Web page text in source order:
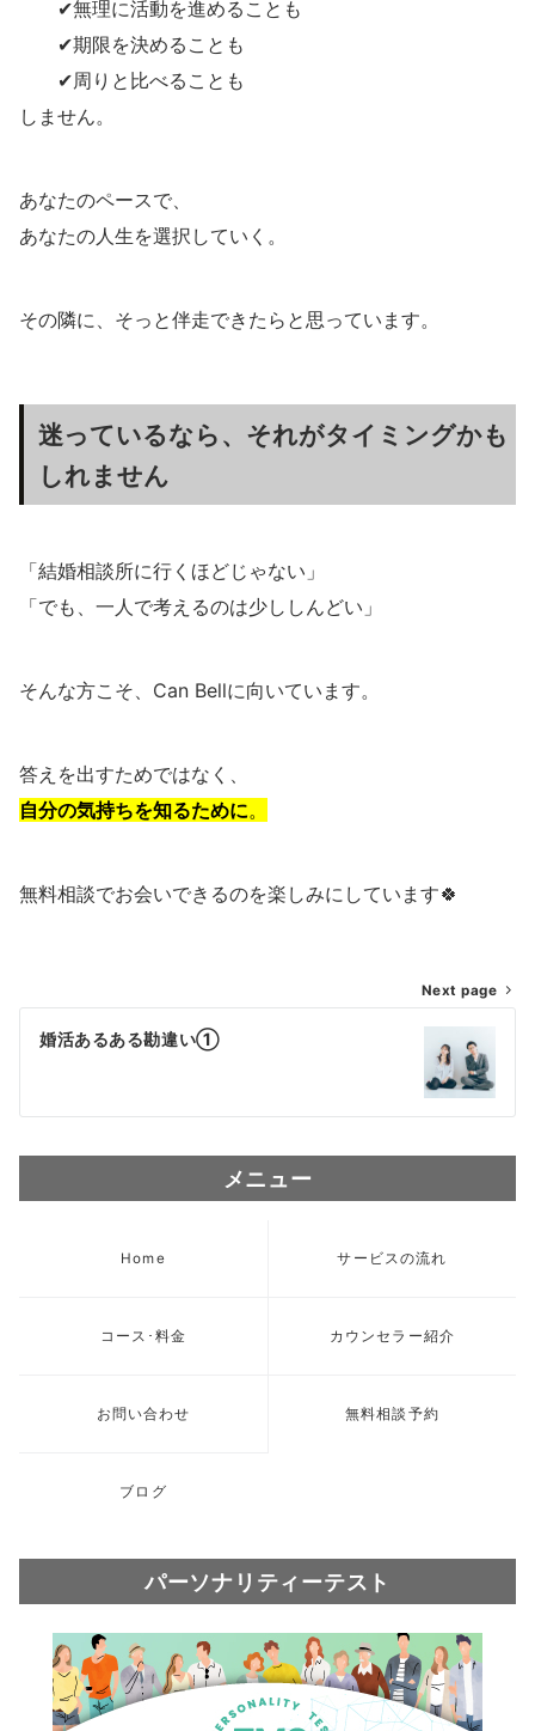
✔無理に活動を進めることも
✔期限を決めることも
✔周りと比べることも
しません。
あなたのペースで、
あなたの人生を選択していく。
その隣に、そっと伴走できたらと思っています。
迷っているなら、それがタイミングかも
しれません
「結婚相談所に行くほどじゃない」
「でも、一人で考えるのは少ししんどい」
そんな方こそ、Can Bellに向いています。
答えを出すためではなく、
自分の気持ちを知るために。
無料相談でお会いできるのを楽しみにしています🍀
稿
ビ
ゲ
Next page
婚活あるある勘違い①
メニュー
Home サービスの流れ
コース･料金 カウンセラー紹介
お問い合わせ 無料相談予約
ブログ
パーソナリティーテスト